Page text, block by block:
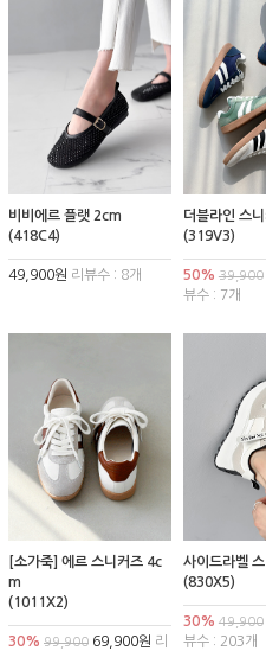
비비에르 플랫 2cm
(418C4)
49,900원 리뷰수 : 8개
더블라인 스
(319V3)
50% 39,900
뷰수 : 7개
[소가죽] 에르 스니커즈 4c
m
(1011X2)
30% 99,900 69,900원 리
사이드라벨
(830X5)
30% 49,900
뷰수 : 203개